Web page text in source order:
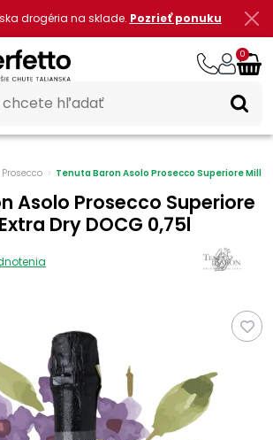
drogéria na sklade. Pozrieť ponuku
0
Prosecco Tenuta Baron Asolo Prosecco Superiore
Asolo Prosecco Superiore
Dry DOCG 0,75l